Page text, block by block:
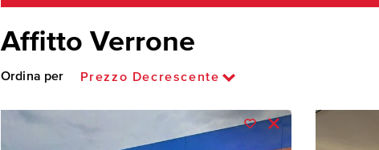
Affitto Verrone
Ordina per Prezzo Decrescente